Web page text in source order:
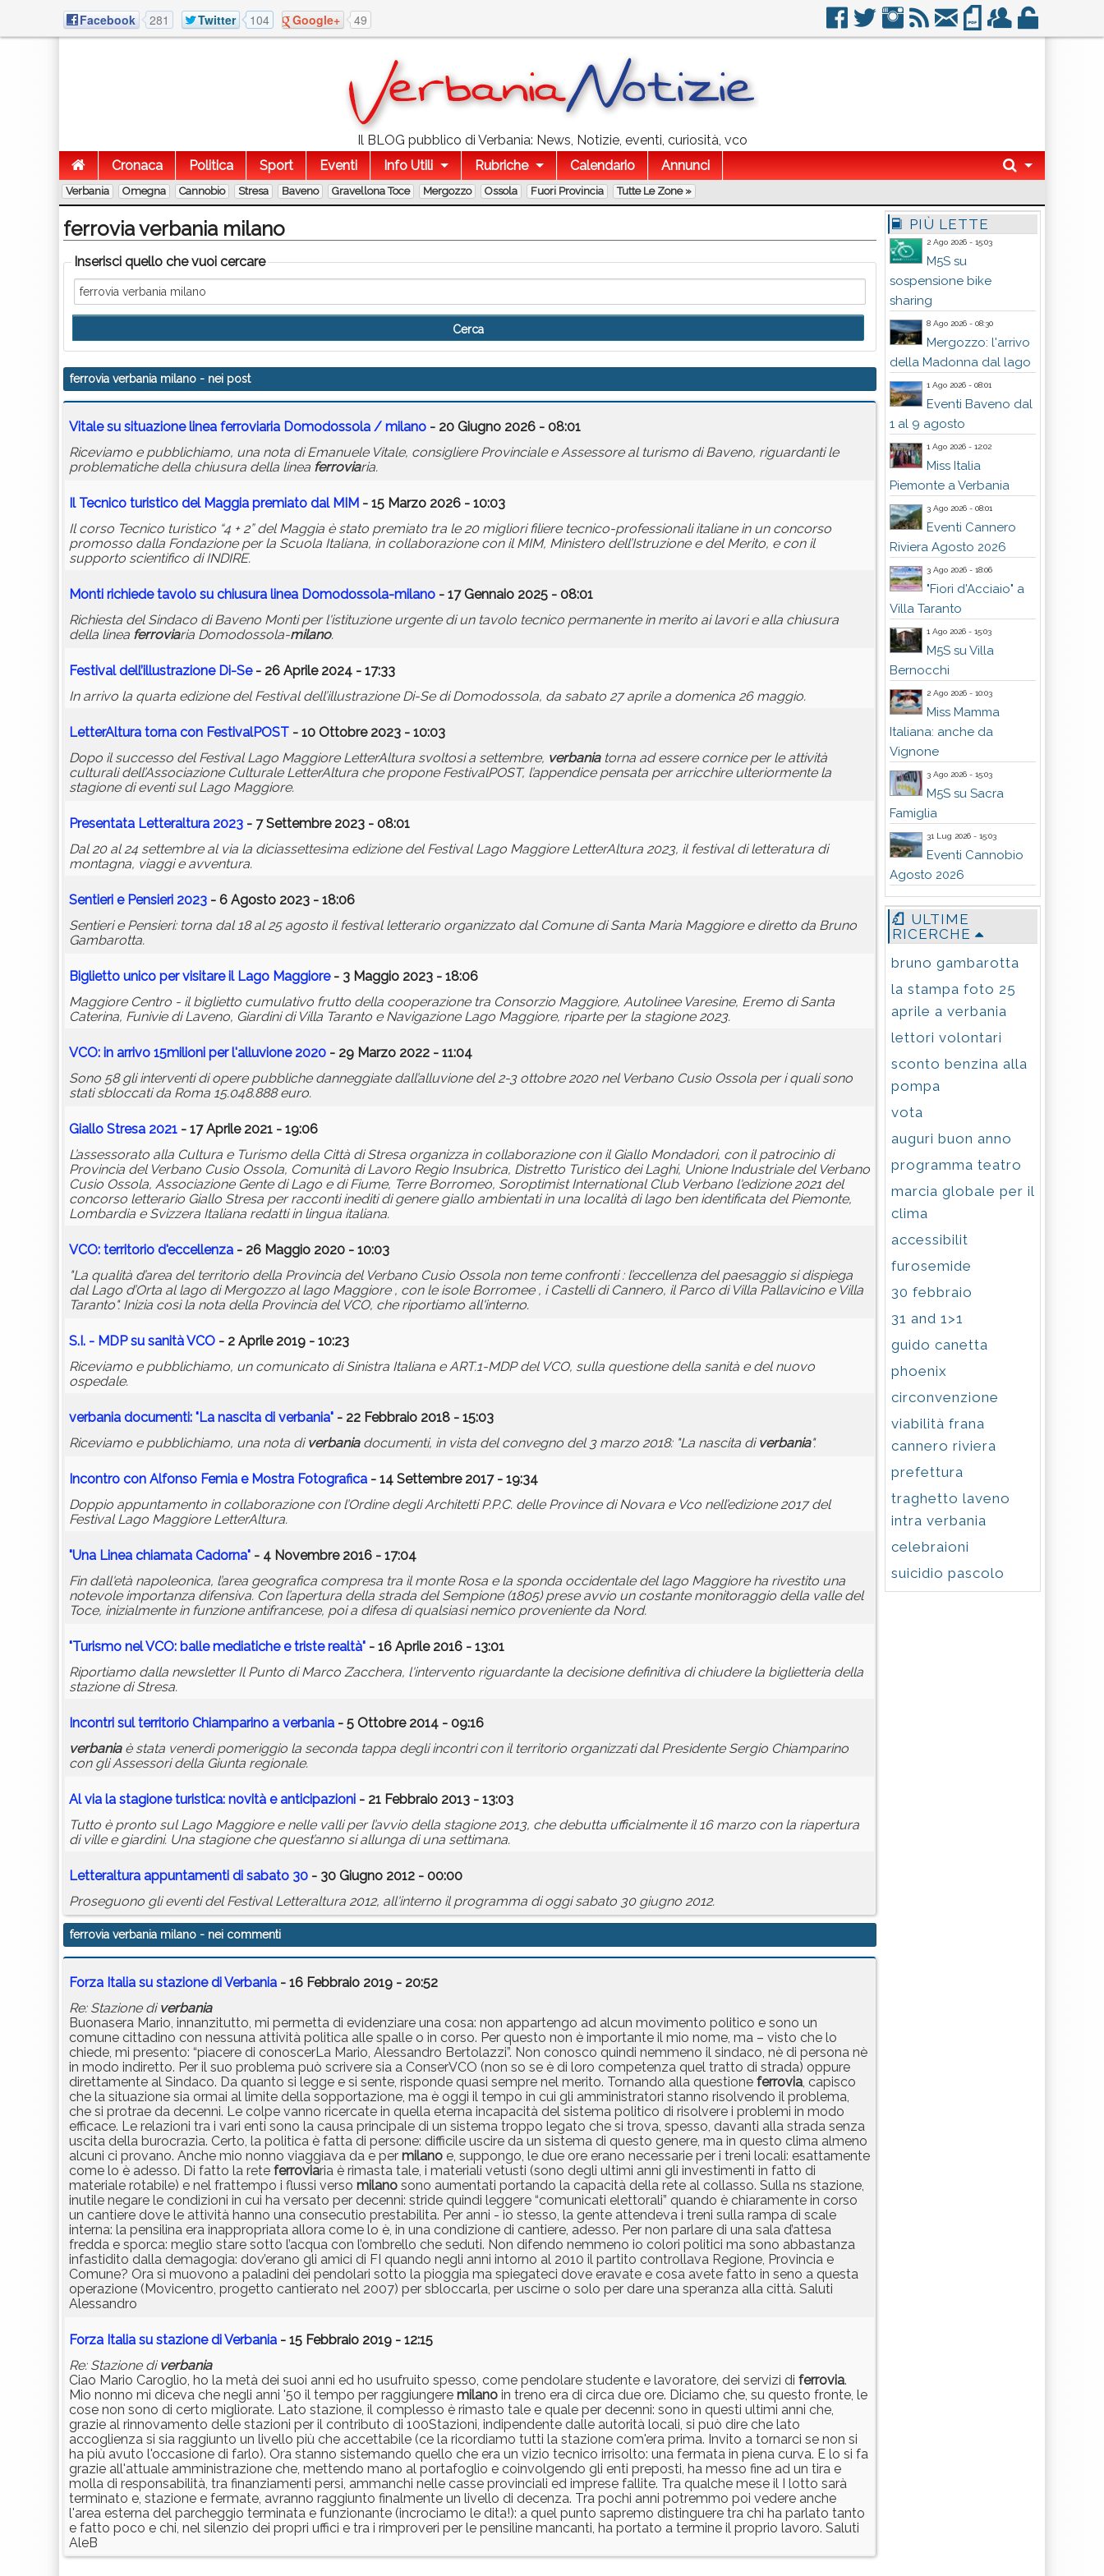
Facebook 281 Twitter 104 Google+ 49
Il BLOG pubblico di Verbania: News, Notizie, eventi, curiosità, vco
Cronaca
Politica Sport Eventi Info Utili Rubriche Calendario Annunci
Verbania Omegna Cannobio Stresa Baveno Gravellona Toce Mergozzo Ossola Fuori Provincia Tutte Le Zone »
ferrovia verbania milano
Inserisci quello che vuoi cercare
ferrovia verbania milano - nei post
Vitale su situazione linea ferroviaria Domodossola / milano - 20 Giugno 2026 - 08:01
Riceviamo e pubblichiamo, una nota di Emanuele Vitale, consigliere Provinciale e Assessore al turismo di Baveno, riguardanti le
problematiche della chiusura della linea ferroviaria.
Il Tecnico turistico del Maggia premiato dal MIM - 15 Marzo 2026 - 10:03
Il corso Tecnico turistico “4 + 2” del Maggia è stato premiato tra le 20 migliori filiere tecnico-professionali italiane in un concorso
promosso dalla Fondazione per la Scuola Italiana, in collaborazione con il MIM, Ministero dell’Istruzione e del Merito, e con il
supporto scientifico di INDIRE.
Monti richiede tavolo su chiusura linea Domodossola-milano - 17 Gennaio 2025 - 08:01
Richiesta del Sindaco di Baveno Monti per l'istituzione urgente di un tavolo tecnico permanente in merito ai lavori e alla chiusura
della linea ferroviaria Domodossola-milano.
Festival dell’illustrazione Di-Se- 26 Aprile 2024 - 17:33
In arrivo la quarta edizione del Festival dell’illustrazione Di-Se di Domodossola, da sabato 27 aprile a domenica 26 maggio.
LetterAltura torna con FestivalPOST - 10 Ottobre 2023 - 10:03
Dopo il successo del Festival Lago Maggiore LetterAltura svoltosi a settembre, verbaniatorna ad essere cornice per le attività
culturali dell’Associazione Culturale LetterAltura che propone FestivalPOST, l’appendice pensata per arricchire ulteriormente la
stagione di eventi sul Lago Maggiore.
Presentata Letteraltura 2023 - 7 Settembre 2023 - 08:01
Dal 20 al 24 settembre al via la diciassettesima edizione del Festival Lago Maggiore LetterAltura 2023, il festival di letteratura di
montagna, viaggi e avventura.
Sentieri e Pensieri 2023 - 6 Agosto 2023 - 18:06
Sentieri e Pensieri: torna dal 18 al 25 agosto il festival letterario organizzato dal Comune di Santa Maria Maggiore e diretto da Bruno
Gambarotta.
Biglietto unico per visitare il Lago Maggiore- 3 Maggio 2023 - 18:06
Maggiore Centro - il biglietto cumulativo frutto della cooperazione tra Consorzio Maggiore, Autolinee Varesine, Eremo di Santa
Caterina, Funivie di Laveno, Giardini di Villa Taranto e Navigazione Lago Maggiore, riparte per la stagione 2023.
VCO: in arrivo 15milioni per l'alluvione 2020 - 29 Marzo 2022 - 11:04
Sono 58 gli interventi di opere pubbliche danneggiate dall’alluvione del 2-3 ottobre 2020 nel Verbano Cusio Ossola per i quali sono
stati sbloccati da Roma 15.048.888 euro.
Giallo Stresa 2021 - 17 Aprile 2021 - 19:06
L’assessorato alla Cultura e Turismo della Città di Stresa organizza in collaborazione con il Giallo Mondadori, con il patrocinio di
Provincia del Verbano Cusio Ossola, Comunità di Lavoro Regio Insubrica, Distretto Turistico dei Laghi, Unione Industriale del Verbano
Cusio Ossola, Associazione Gente di Lago e di Fiume, Terre Borromeo, Soroptimist International Club Verbano l'edizione 2021 del
concorso letterario Giallo Stresa per racconti inediti di genere giallo ambientati in una località di lago ben identificata del Piemonte,
Lombardia e Svizzera Italiana redatti in lingua italiana.
VCO: territorio d'eccellenza - 26 Maggio 2020 - 10:03
"La qualità d’area del territorio della Provincia del Verbano Cusio Ossola non teme confronti : l’eccellenza del paesaggio si dispiega
dal Lago d’Orta al lago di Mergozzo al lago Maggiore , con le isole Borromee , i Castelli di Cannero, il Parco di Villa Pallavicino e Villa
Taranto". Inizia così la nota della Provincia del VCO, che riportiamo all'interno.
S.I. - MDP su sanità VCO - 2 Aprile 2019 - 10:23
Riceviamo e pubblichiamo, un comunicato di Sinistra Italiana e ART.1-MDP del VCO, sulla questione della sanità e del nuovo
ospedale.
verbania documenti: "La nascita di verbania" - 22 Febbraio 2018 - 15:03
Riceviamo e pubblichiamo, una nota di verbaniadocumenti, in vista del convegno del 3 marzo 2018: "La nascita di verbania".
Incontro con Alfonso Femia e Mostra Fotografica - 14 Settembre 2017 - 19:34
Doppio appuntamento in collaborazione con l’Ordine degli Architetti P.P.C. delle Province di Novara e Vco nell’edizione 2017 del
Festival Lago Maggiore LetterAltura.
"Una Linea chiamata Cadorna" - 4 Novembre 2016 - 17:04
Fin dall'età napoleonica, l’area geografica compresa tra il monte Rosa e la sponda occidentale del lago Maggiore ha rivestito una
notevole importanza difensiva. Con l’apertura della strada del Sempione (1805) prese avvio un costante monitoraggio della valle del
Toce, inizialmente in funzione antifrancese, poi a difesa di qualsiasi nemico proveniente da Nord.
"Turismo nel VCO: balle mediatiche e triste realtà" - 16 Aprile 2016 - 13:01
Riportiamo dalla newsletter Il Punto di Marco Zacchera, l'intervento riguardante la decisione definitiva di chiudere la biglietteria della
stazione di Stresa.
Incontri sul territorio Chiamparino a verbania - 5 Ottobre 2014 - 09:16
verbaniaè stata venerdì pomeriggio la seconda tappa degli incontri con il territorio organizzati dal Presidente Sergio Chiamparino
con gli Assessori della Giunta regionale.
Al via la stagione turistica: novità e anticipazioni - 21 Febbraio 2013 - 13:03
Tutto è pronto sul Lago Maggiore e nelle valli per l’avvio della stagione 2013, che debutta ufficialmente il 16 marzo con la riapertura
di ville e giardini. Una stagione che quest’anno si allunga di una settimana.
Letteraltura appuntamenti di sabato 30 - 30 Giugno 2012 - 00:00
Proseguono gli eventi del Festival Letteraltura 2012, all'interno il programma di oggi sabato 30 giugno 2012.
ferrovia verbania milano - nei commenti
Forza Italia su stazione di Verbania - 16 Febbraio 2019 - 20:52
Re: Stazione di verbania
Buonasera Mario, innanzitutto, mi permetta di evidenziare una cosa: non appartengo ad alcun movimento politico e sono un
comune cittadino con nessuna attività politica alle spalle o in corso. Per questo non è importante il mio nome, ma – visto che lo
chiede, mi presento: “piacere di conoscerLa Mario, Alessandro Bertolazzi”. Non conosco quindi nemmeno il sindaco, nè di persona nè
in modo indiretto. Per il suo problema può scrivere sia a ConserVCO (non so se è di loro competenza quel tratto di strada) oppure
direttamente al Sindaco. Da quanto si legge e si sente, risponde quasi sempre nel merito. Tornando alla questione ferrovia, capisco
che la situazione sia ormai al limite della sopportazione, ma è oggi il tempo in cui gli amministratori stanno risolvendo il problema,
che si protrae da decenni. Le colpe vanno ricercate in quella eterna incapacità del sistema politico di risolvere i problemi in modo
efficace. Le relazioni tra i vari enti sono la causa principale di un sistema troppo legato che si trova, spesso, davanti alla strada senza
uscita della burocrazia. Certo, la politica è fatta di persone: difficile uscire da un sistema di questo genere, ma in questo clima almeno
alcuni ci provano. Anche mio nonno viaggiava da e per milano e, suppongo, le due ore erano necessarie per i treni locali: esattamente
come lo è adesso. Di fatto la rete ferroviaria è rimasta tale, i materiali vetusti (sono degli ultimi anni gli investimenti in fatto di
materiale rotabile) e nel frattempo i flussi verso milano sono aumentati portando la capacità della rete al collasso. Sulla ns stazione,
inutile negare le condizioni in cui ha versato per decenni: stride quindi leggere “comunicati elettorali” quando è chiaramente in corso
un cantiere dove le attività hanno una consecutio prestabilita. Per anni - io stesso, la gente attendeva i treni sulla rampa di scale
interna: la pensilina era inappropriata allora come lo è, in una condizione di cantiere, adesso. Per non parlare di una sala d’attesa
fredda e sporca: meglio stare sotto l’acqua con l’ombrello che seduti. Non difendo nemmeno io colori politici ma sono abbastanza
infastidito dalla demagogia: dov’erano gli amici di FI quando negli anni intorno al 2010 il partito controllava Regione, Provincia e
Comune? Ora si muovono a paladini dei pendolari sotto la pioggia ma spiegateci dove eravate e cosa avete fatto in seno a questa
operazione (Movicentro, progetto cantierato nel 2007) per sbloccarla, per uscirne o solo per dare una speranza alla città. Saluti
Alessandro
Forza Italia su stazione di Verbania - 15 Febbraio 2019 - 12:15
Re: Stazione di verbania
Ciao Mario Caroglio, ho la metà dei suoi anni ed ho usufruito spesso, come pendolare studente e lavoratore, dei servizi di ferrovia.
Mio nonno mi diceva che negli anni '50 il tempo per raggiungere milano in treno era di circa due ore. Diciamo che, su questo fronte, le
cose non sono di certo migliorate. Lato stazione, il complesso è rimasto tale e quale per decenni: sono in questi ultimi anni che,
grazie al rinnovamento delle stazioni per il contributo di 100Stazioni, indipendente dalle autorità locali, si può dire che lato
accoglienza si sia raggiunto un livello più che accettabile (ce la ricordiamo tutti la stazione com'era prima. Invito a tornarci se non si
ha più avuto l'occasione di farlo). Ora stanno sistemando quello che era un vizio tecnico irrisolto: una fermata in piena curva. E lo si fa
grazie all'attuale amministrazione che, mettendo mano al portafoglio e coinvolgendo gli enti preposti, ha messo fine ad un tira e
molla di responsabilità, tra finanziamenti persi, ammanchi nelle casse provinciali ed imprese fallite. Tra qualche mese il I lotto sarà
terminato e, stazione e fermate, avranno raggiunto finalmente un livello di decenza. Tra pochi anni potremmo poi vedere anche
l'area esterna del parcheggio terminata e funzionante (incrociamo le dita!): a quel punto sapremo distinguere tra chi ha parlato tanto
e fatto poco e chi, nel silenzio dei propri uffici e tra i rimproveri per le pensiline mancanti, ha portato a termine il proprio lavoro. Saluti
AleB
PIÙ LETTE
2 Ago 2026 - 15:03
M5S su
sospensione bike
sharing
8 Ago 2026 - 08:30
Mergozzo: l'arrivo
della Madonna dal lago
1 Ago 2026 - 08:01
Eventi Baveno dal
1 al 9 agosto
1 Ago 2026 - 12:02
Miss Italia
Piemonte a Verbania
3 Ago 2026 - 08:01
Eventi Cannero
Riviera Agosto 2026
3 Ago 2026 - 18:06
"Fiori d'Acciaio" a
Villa Taranto
1 Ago 2026 - 15:03
M5S su Villa
Bernocchi
2 Ago 2026 - 10:03
Miss Mamma
Italiana: anche da
Vignone
3 Ago 2026 - 15:03
M5S su Sacra
Famiglia
31 Lug 2026 - 15:03
Eventi Cannobio
Agosto 2026
ULTIME
RICERCHE
bruno gambarotta
la stampa foto 25
aprile a verbania
lettori volontari
sconto benzina alla
pompa
vota
auguri buon anno
programma teatro
marcia globale per il
clima
accessibilit
furosemide
30 febbraio
31 and 1>1
guido canetta
phoenix
circonvenzione
viabilità frana
cannero riviera
prefettura
traghetto laveno
intra verbania
celebraioni
suicidio pascolo